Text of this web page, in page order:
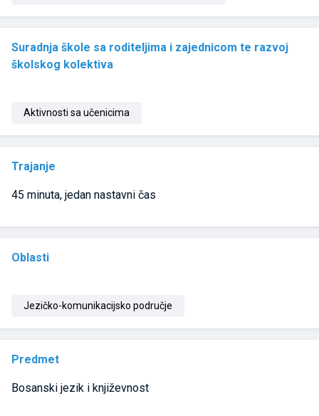
Suradnja škole sa roditeljima i zajednicom te razvoj
školskog kolektiva
Aktivnosti sa učenicima
Trajanje
45 minuta, jedan nastavni čas
Oblasti
Jezičko-komunikacijsko područje
Predmet
Bosanski jezik i književnost